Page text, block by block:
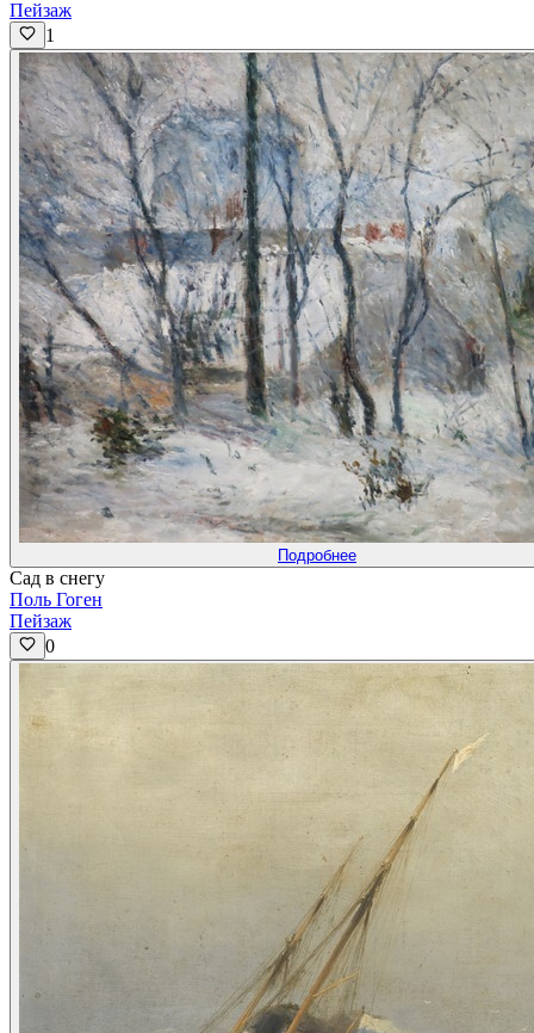
Пейзаж
1
Подробнее
Сад в снегу
Поль Гоген
Пейзаж
0